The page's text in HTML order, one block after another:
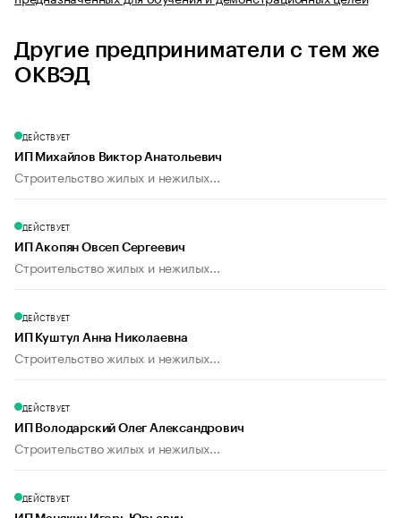
Другие предприниматели с тем же
ОКВЭД
ДЕЙСТВУЕТ
ИП Михайлов Виктор Анатольевич
Строительство жилых и нежилых...
ДЕЙСТВУЕТ
ИП Акопян Овсеп Сергеевич
Строительство жилых и нежилых...
ДЕЙСТВУЕТ
ИП Куштул Анна Николаевна
Строительство жилых и нежилых...
ДЕЙСТВУЕТ
ИП Володарский Олег Александрович
Строительство жилых и нежилых...
ДЕЙСТВУЕТ